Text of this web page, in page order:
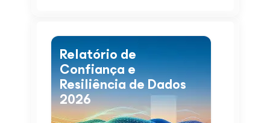
Relatório de
Confiança e
Resiliência de Dados
2026